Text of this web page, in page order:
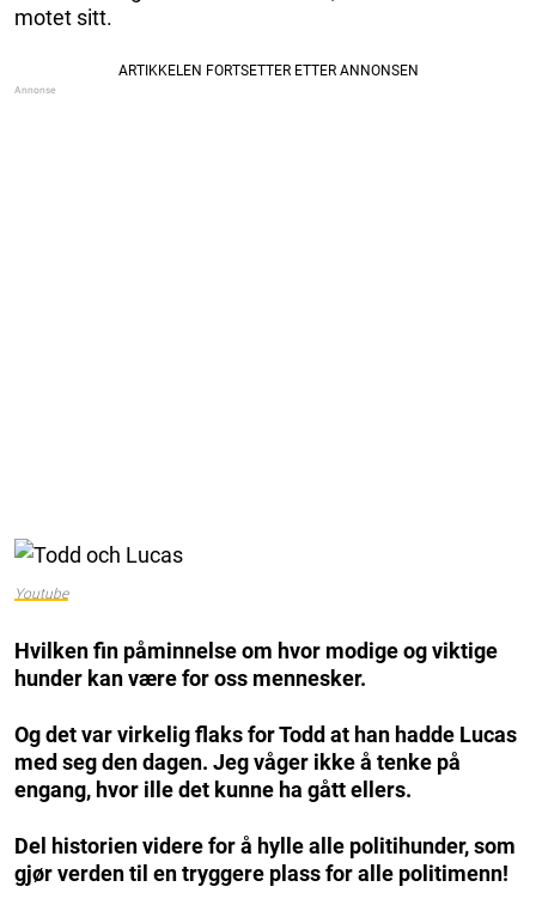
motet sitt.
Youtube
Hvilken fin påminnelse om hvor modige og viktige
hunder kan være for oss mennesker.
Og det var virkelig flaks for Todd at han hadde Lucas
med seg den dagen. Jeg våger ikke å tenke på
engang, hvor ille det kunne ha gått ellers.
Del historien videre for å hylle alle politihunder, som
gjør verden til en tryggere plass for alle politimenn!